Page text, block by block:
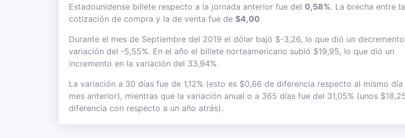
Estadounidense billete respecto a la jornada anterior fue del 0,58%. La brecha entre la
cotización de compra y la de venta fue de $4,00
Durante el mes de Septiembre del 2019 el dólar bajó $-3,26, lo que dió un
variación del -5,55%. En el año el billete norteamericano subió $19,95, lo que dió un
incremento en la variación del 33,94%.
La variación a 30 días fue de 1,12% (esto es $0,66 de diferencia respecto al mismo día
mes anterior), mientras que la variación anual o a 365 días fue del 31,05% (unos
diferencia con respecto a un año atrás).